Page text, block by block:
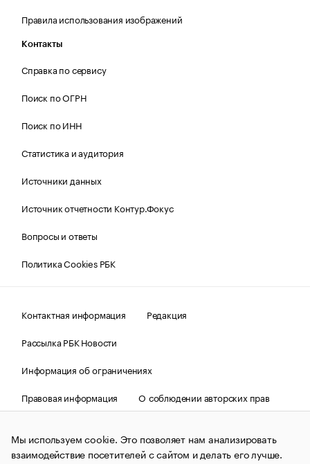
Правила использования изображений
Контакты
Справка по сервису
Поиск по ОГРН
Поиск по ИНН
Статистика и аудитория
Источники данных
Источник отчетности Контур.Фокус
Вопросы и ответы
Политика Cookies РБК
Контактная информация
Редакция
Рассылка РБК Новости
Информация об ограничениях
Правовая информация
О соблюдении авторских прав
и материалы информационного агентства «РБК»
(зарегистрировано Федеральной службой по надзору в сфере
связи, информационных технологий и массовых
Мы используем cookie. Это позволяет нам анализировать
взаимодействие посетителей с сайтом и делать его лучше.